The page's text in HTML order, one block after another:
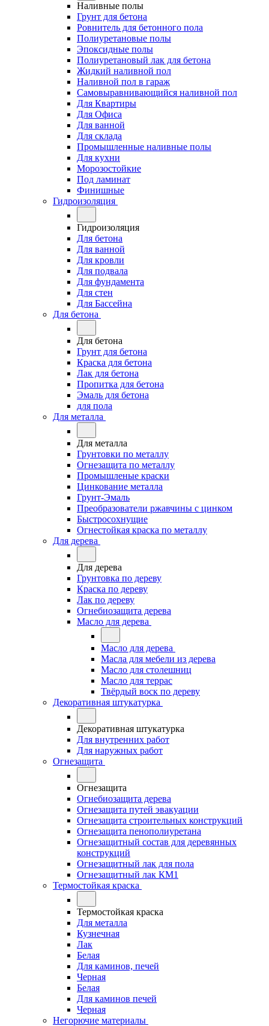
Наливные полы
Грунт для бетона
Ровнитель для бетонного пола
Полиуретановые полы
Эпоксидные полы
Полиуретановый лак для бетона
Жидкий наливной пол
Наливной пол в гараж
Самовыравнивающийся наливной пол
Для Квартиры
Для Офиса
Для ванной
Для склада
Промышленные наливные полы
Для кухни
Морозостойкие
Под ламинат
Финишные
Гидроизоляция
Гидроизоляция
Для бетона
Для ванной
Для кровли
Для подвала
Для фундамента
Для стен
Для Бассейна
Для бетона
Для бетона
Грунт для бетона
Краска для бетона
Лак для бетона
Пропитка для бетона
Эмаль для бетона
для пола
Для металла
Для металла
Грунтовки по металлу
Огнезащита по металлу
Промышленые краски
Цинкование металла
Грунт-Эмаль
Преобразователи ржавчины с цинком
Быстросохнущие
Огнестойкая краска по металлу
Для дерева
Для дерева
Грунтовка по дереву
Краска по дереву
Лак по дереву
Огнебиозащита дерева
Масло для дерева
Масло для дерева
Масла для мебели из дерева
Масло для столешниц
Масло для террас
Твёрдый воск по дереву
Декоративная штукатурка
Декоративная штукатурка
Для внутренних работ
Для наружных работ
Огнезащита
Огнезащита
Огнебиозащита дерева
Огнезащита путей эвакуации
Огнезащита строительных конструкций
Огнезащита пенополиуретана
Огнезащитный состав для деревянных
конструкций
Огнезащитный лак для пола
Огнезащитный лак КМ1
Термостойкая краска
Термостойкая краска
Для металла
Кузнечная
Лак
Белая
Для каминов, печей
Черная
Белая
Для каминов печей
Черная
Негорючие материалы